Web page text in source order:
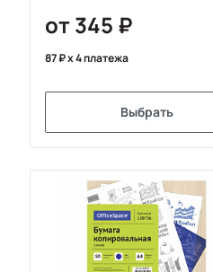
от 345
87 x 4 платежа
Выбрать